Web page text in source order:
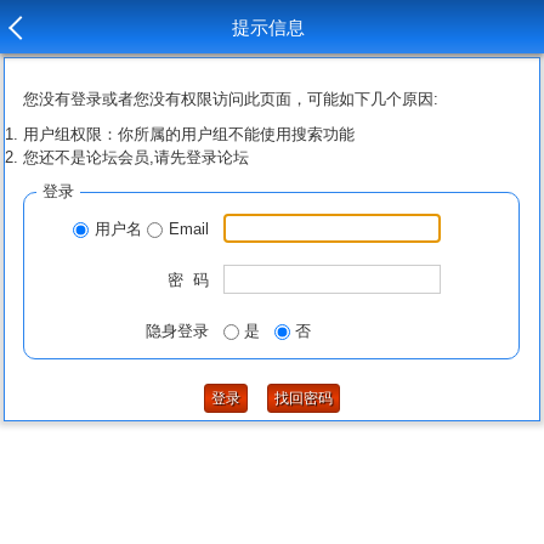
提示信息
您没有登录或者您没有权限访问此页面，可能如下几个原因:
用户组权限：你所属的用户组不能使用搜索功能
您还不是论坛会员,请先登录论坛
登录
用户名 Email
密 码
隐身登录 是 否